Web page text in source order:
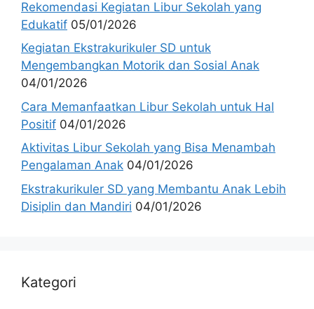
Rekomendasi Kegiatan Libur Sekolah yang
Edukatif 05/01/2026
Kegiatan Ekstrakurikuler SD untuk
Mengembangkan Motorik dan Sosial Anak
04/01/2026
Cara Memanfaatkan Libur Sekolah untuk Hal
Positif 04/01/2026
Aktivitas Libur Sekolah yang Bisa Menambah
Pengalaman Anak 04/01/2026
Ekstrakurikuler SD yang Membantu Anak Lebih
Disiplin dan Mandiri 04/01/2026
Kategori